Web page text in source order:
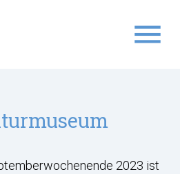
menu
2023 ist